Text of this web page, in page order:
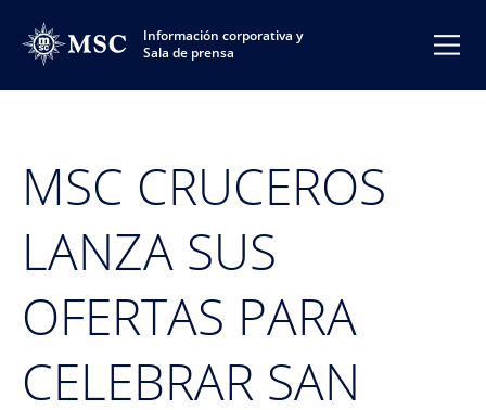
Información corporativa y
Sala de prensa
MSC CRUCEROS
LANZA SUS
OFERTAS PARA
CELEBRAR SAN